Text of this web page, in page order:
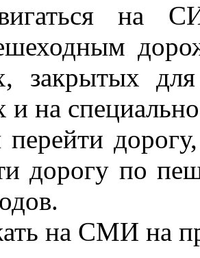
на
закрытых
и на
дорогу по
на СМИ на